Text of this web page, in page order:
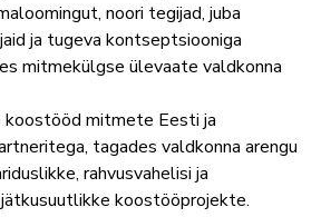
noori tegijad, juba
ja tugeva kontseptsiooniga
mitmekülgse ülevaate valdkonna
mitmete Eesti ja
tagades valdkonna arengu
rahvusvahelisi ja
koostööprojekte.